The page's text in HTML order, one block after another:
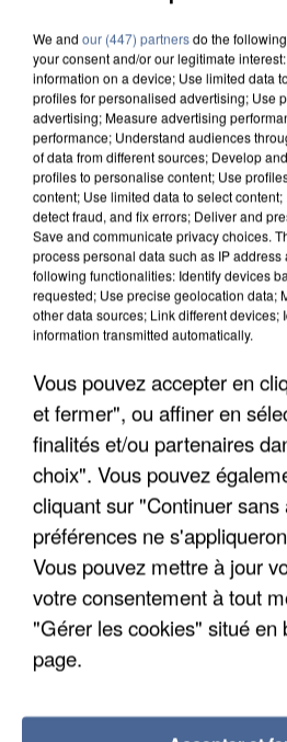
UN SECOND CADRE DE LA
We and our (447) partnersdo the
your consent and/or our legitimate
information on a device; Use limited data
profiles for personalised advertising; Use
advertising; Measure advertising
performance; Understand audiences
of data from different sources; Develop
profiles to personalise content; Use
content; Use limited data to select
detect fraud, and fix errors; Deliver and
Save and communicate privacy choices.
process personal data such as IP
following functionalities: Identify devices
requested; Use precise geolocation data;
other data sources; Link different devices;
information transmitted automatically.
Vous pouvez accepter en
et fermer", ou affiner en
finalités et/ou partenaires
choix". Vous pouvez
cliquant sur "Continuer sans
préférences ne
Vous pouvez mettre à jour
votre consentement à tout
"Gérer les cookies" situé en
page.